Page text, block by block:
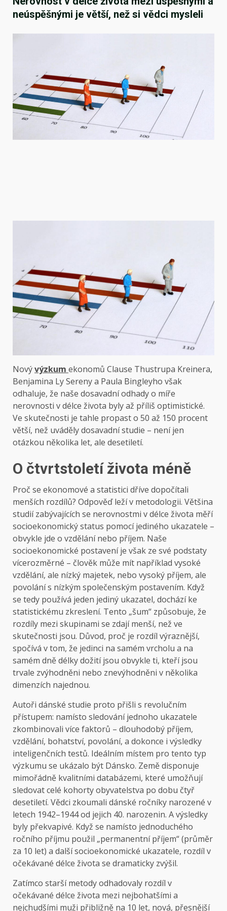
neúspěšnými je větší, než si vědci mysleli
Novývýzkum ekonomů Clause Thustrupa Kreinera,
Benjamina Ly Sereny a Paula Bingleyho však
odhaluje, že naše dosavadní odhady o míře
nerovnosti v délce života byly až příliš optimistické.
Ve skutečnosti je tahle propast o 50 až 150 procent
větší, než uváděly dosavadní studie – není jen
otázkou několika let, ale desetiletí.
O čtvrtstoletí života méně
Proč se ekonomové a statistici dříve dopočítali
menších rozdílů? Odpověď leží v metodologii. Většina
studií zabývajících se nerovnostmi v délce života měří
socioekonomický status pomocí jediného ukazatele –
obvykle jde o vzdělání nebo příjem. Naše
socioekonomické postavení je však ze své podstaty
vícerozměrné – člověk může mít například vysoké
vzdělání, ale nízký majetek, nebo vysoký příjem, ale
povolání s nízkým společenským postavením. Když
se tedy používá jeden jediný ukazatel, dochází ke
statistickému zkreslení. Tento „šum“ způsobuje, že
rozdíly mezi skupinami se zdají menší, než ve
skutečnosti jsou. Důvod, proč je rozdíl výraznější,
spočívá v tom, že jedinci na samém vrcholu a na
samém dně délky dožití jsou obvykle ti, kteří jsou
trvale zvýhodněni nebo znevýhodněni v několika
dimenzích najednou.
Autoři dánské studie proto přišli s revolučním
přístupem: namísto sledování jednoho ukazatele
zkombinovali více faktorů – dlouhodobý příjem,
vzdělání, bohatství, povolání, a dokonce i výsledky
inteligenčních testů. Ideálním místem pro tento typ
výzkumu se ukázalo být Dánsko. Země disponuje
mimořádně kvalitními databázemi, které umožňují
sledovat celé kohorty obyvatelstva po dobu čtyř
desetiletí. Vědci zkoumali dánské ročníky narozené v
letech 1942–1944 od jejich 40. narozenin. A výsledky
byly překvapivé. Když se namísto jednoduchého
ročního příjmu použil „permanentní příjem“ (průměr
za 10 let) a další socioekonomické ukazatele, rozdíl v
očekávané délce života se dramaticky zvýšil.
Zatímco starší metody odhadovaly rozdíl v
očekávané délce života mezi nejbohatšími a
nejchudšími muži přibližně na 10 let, nová, přesnější